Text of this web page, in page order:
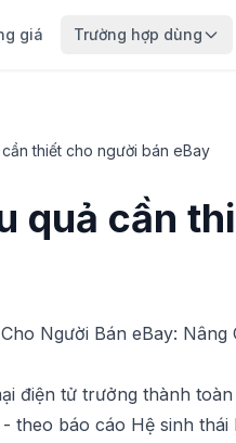
giá Trường hợp dùng
thiết cho người bán eBay
quả cần
Người Bán eBay:
điện tử trưởng thành
theo báo cáo Hệ sinh